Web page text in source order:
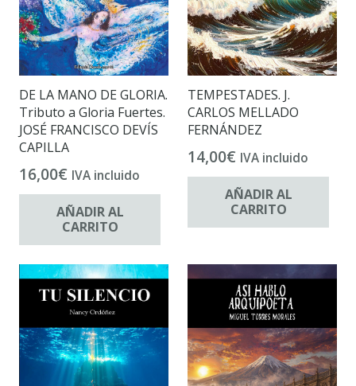
DE LA MANO DE GLORIA.
Tributo a Gloria Fuertes.
JOSÉ FRANCISCO DEVÍS
CAPILLA
16,00€ IVA incluido
AÑADIR AL
CARRITO
TEMPESTADES. J.
CARLOS MELLADO
FERNÁNDEZ
14,00€ IVA incluido
AÑADIR AL
CARRITO